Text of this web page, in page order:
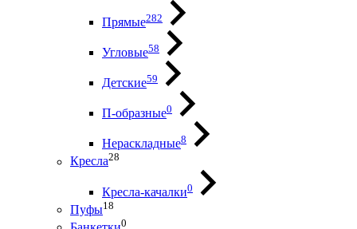
Прямые282
Угловые58
Детские59
П-образные0
Нераскладные8
Кресла28
Кресла-качалки0
Пуфы18
0